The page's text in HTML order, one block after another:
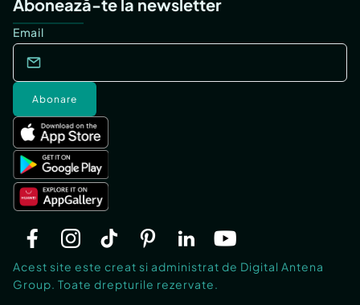
Abonează-te la newsletter
Email
Abonare
Acest site este creat si administrat de Digital Antena
Group. Toate drepturile rezervate.